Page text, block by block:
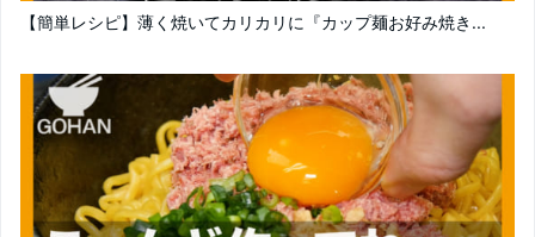
【簡単レシピ】薄く焼いてカリカリに『カップ麺お好み焼き...